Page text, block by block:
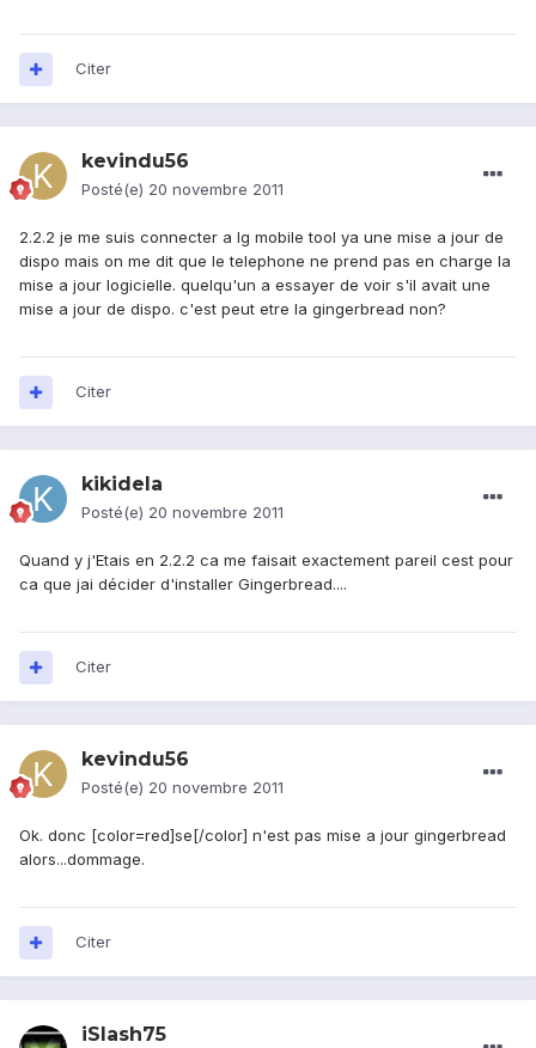
Citer
kevindu56
Posté(e) 20 novembre 2011
2.2.2 je me suis connecter a lg mobile tool ya une mise a jour de
dispo mais on me dit que le telephone ne prend pas en charge la
mise a jour logicielle. quelqu'un a essayer de voir s'il avait une
mise a jour de dispo. c'est peut etre la gingerbread non?
Citer
kikidela
Posté(e) 20 novembre 2011
Quand y j'Etais en 2.2.2 ca me faisait exactement pareil cest pour
ca que jai décider d'installer Gingerbread....
Citer
kevindu56
Posté(e) 20 novembre 2011
Ok. donc [color=red]se[/color] n'est pas mise a jour gingerbread
alors...dommage.
Citer
iSlash75